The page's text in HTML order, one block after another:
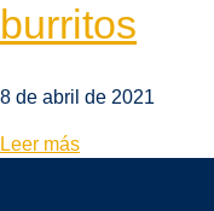
burritos
8 de abril de 2021
Leer más